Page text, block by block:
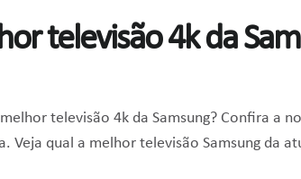
televisão 4k da
televisão 4k da Samsung? Confira a
Veja qual a melhor televisão Samsung da